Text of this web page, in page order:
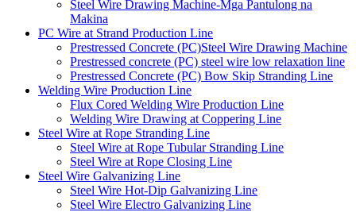
Steel Wire Drawing Machine-Mga Pantulong na
Makina
PC Wire at Strand Production Line
Prestressed Concrete (PC)Steel Wire Drawing Machine
Prestressed concrete (PC) steel wire low relaxation line
Prestressed Concrete (PC) Bow Skip Stranding Line
Welding Wire Production Line
Flux Cored Welding Wire Production Line
Welding Wire Drawing at Coppering Line
Steel Wire at Rope Stranding Line
Steel Wire at Rope Tubular Stranding Line
Steel Wire at Rope Closing Line
Steel Wire Galvanizing Line
Steel Wire Hot-Dip Galvanizing Line
Steel Wire Electro Galvanizing Line